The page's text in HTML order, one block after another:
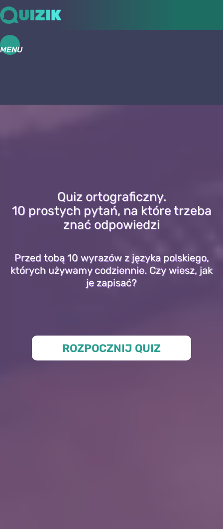
MENU
Quiz ortograficzny.
10 prostych pytań, na które trzeba
znać odpowiedzi
Przed tobą 10 wyrazów z języka polskiego,
których używamy codziennie. Czy wiesz, jak
je zapisać?
ROZPOCZNIJ QUIZ